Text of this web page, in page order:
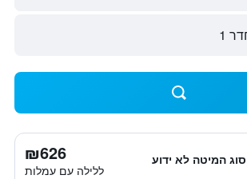
₪626
ללילה עם עמלות